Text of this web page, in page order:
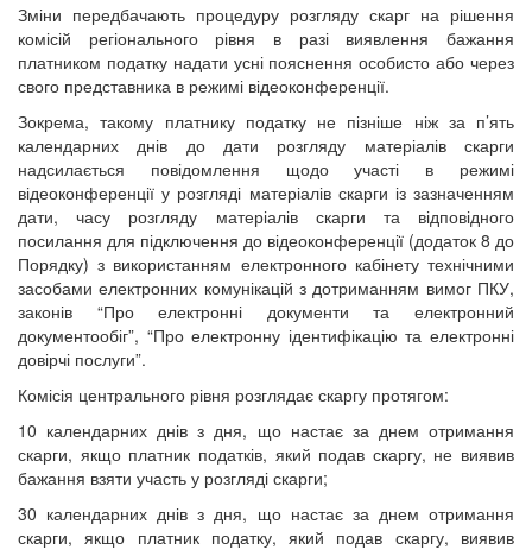
Зміни передбачають процедуру розгляду скарг на рішення
комісій регіонального рівня в разі виявлення бажання
платником податку надати усні пояснення особисто або через
свого представника в режимі відеоконференції.
Зокрема, такому платнику податку не пізніше ніж за п’ять
календарних днів до дати розгляду матеріалів скарги
надсилається повідомлення щодо участі в режимі
відеоконференції у розгляді матеріалів скарги із зазначенням
дати, часу розгляду матеріалів скарги та відповідного
посилання для підключення до відеоконференції (додаток 8 до
Порядку) з використанням електронного кабінету технічними
засобами електронних комунікацій з дотриманням вимог ПКУ,
законів “Про електронні документи та електронний
документообіг”, “Про електронну ідентифікацію та електронні
довірчі послуги”.
Комісія центрального рівня розглядає скаргу протягом:
10 календарних днів з дня, що настає за днем отримання
скарги, якщо платник податків, який подав скаргу, не виявив
бажання взяти участь у розгляді скарги;
30 календарних днів з дня, що настає за днем отримання
скарги, якщо платник податку, який подав скаргу, виявив